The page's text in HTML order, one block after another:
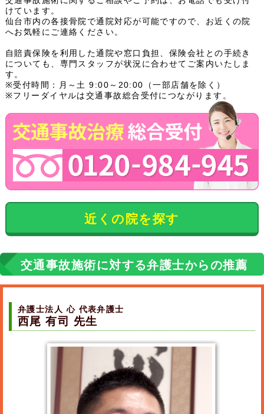
けています。
仙台市内の各接骨院で通院対応が可能ですので、お近くの院
へお気軽にご連絡ください。
自賠責保険を利用した通院や窓口負担、保険会社との手続き
についても、専門スタッフが状況に合わせてご案内いたしま
す。
※受付時間：月～土 9:00～20:00（一部店舗を除く）
※フリーダイヤルは交通事故総合受付につながります。
近くの院を探す
交通事故施術に対する弁護士からの推薦
弁護士法人 心 代表弁護士
西尾 有司 先生